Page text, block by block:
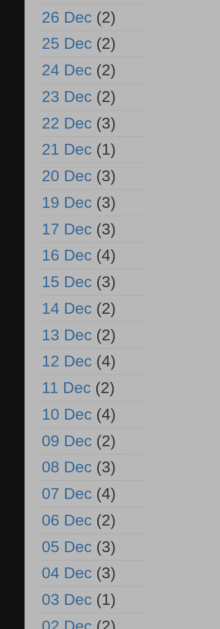
26 Dec (2)
25 Dec (2)
24 Dec (2)
23 Dec (2)
22 Dec (3)
21 Dec (1)
20 Dec (3)
19 Dec (3)
17 Dec (3)
16 Dec (4)
15 Dec (3)
14 Dec (2)
13 Dec (2)
12 Dec (4)
11 Dec (2)
10 Dec (4)
09 Dec (2)
08 Dec (3)
07 Dec (4)
06 Dec (2)
05 Dec (3)
04 Dec (3)
03 Dec (1)